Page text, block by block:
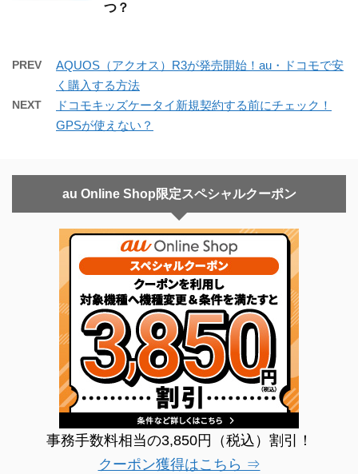
つ？
PREV
AQUOS（アクオス）R3が発売開始！au・ドコモで安
く購入する方法
NEXT
ドコモキッズケータイ新規契約する前にチェック！
GPSが使えない？
au Online Shop限定スペシャルクーポン
事務手数料相当の3,850円（税込）割引！
クーポン獲得はこちら ⇒